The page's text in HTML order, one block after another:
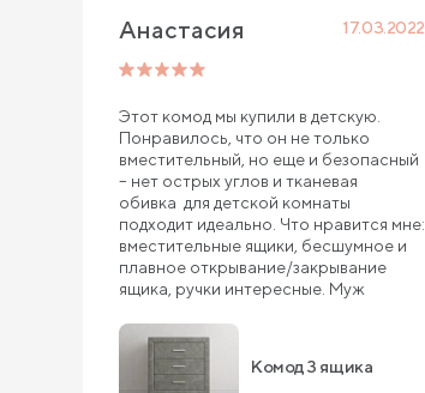
Анастасия 17.03.2022
Этот комод мы купили в детскую.
Понравилось, что он не только
вместительный, но еще и безопасный
– нет острых углов и тканевая
обивка для детской комнаты
подходит идеально. Что нравится мне:
вместительные ящики, бесшумное и
плавное открывание/закрывание
ящика, ручки интересные. Муж
удовольствие. Он все перебрал,
качество похвалил. Уверена, комод 3
ящика прослужит нам долго.
Комод 3 ящика